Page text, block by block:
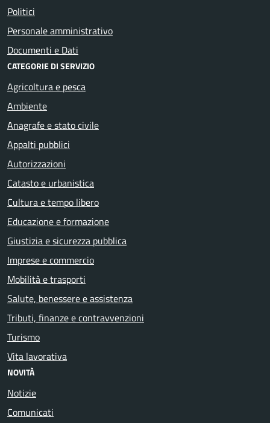
Politici
Personale amministrativo
Documenti e Dati
CATEGORIE DI SERVIZIO
Agricoltura e pesca
Ambiente
Anagrafe e stato civile
Appalti pubblici
Autorizzazioni
Catasto e urbanistica
Cultura e tempo libero
Educazione e formazione
Giustizia e sicurezza pubblica
Imprese e commercio
Mobilità e trasporti
Salute, benessere e assistenza
Tributi, finanze e contravvenzioni
Turismo
Vita lavorativa
NOVITÀ
Notizie
Comunicati